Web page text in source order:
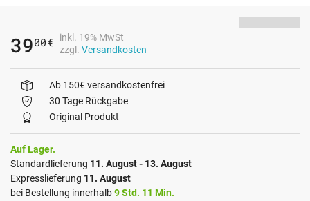
3900 €
inkl. 19% MwSt
zzgl. Versandkosten
Ab 150€ versandkostenfrei
30 Tage Rückgabe
Original Produkt
Auf Lager.
Standardlieferung 11. August - 13. August
Expresslieferung 11. August
bei Bestellung innerhalb9 Std. 11 Min.